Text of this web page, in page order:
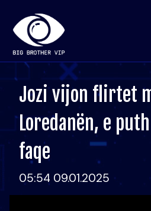
Jozi vijon flirtet
Loredanën, e
faqe
05:54 09.01.2025